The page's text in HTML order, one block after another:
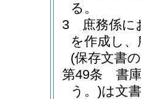
る。
3
庶務係に
を作成し
(保存文書
第49条
書
う。)は文